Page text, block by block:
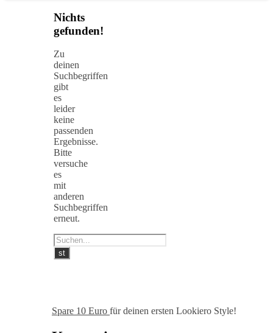
Nichts
gefunden!
Zu
deinen
Suchbegriffen
gibt
es
leider
keine
passenden
Ergebnisse.
Bitte
versuche
es
mit
anderen
Suchbegriffen
erneut.
Spare 10 Euro für deinen ersten Lookiero Style!